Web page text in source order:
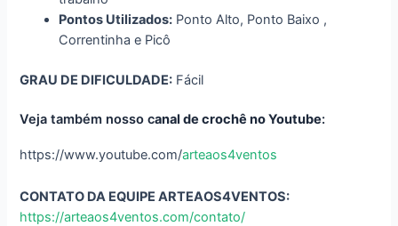
Pontos Utilizados: Ponto Alto, Ponto Baixo ,
Correntinha e Picô
GRAU DE DIFICULDADE: Fácil
Veja também nosso canal de crochê no Youtube:
https://www.youtube.com/arteaos4ventos
CONTATO DA EQUIPE ARTEAOS4VENTOS:
https://arteaos4ventos.com/contato/